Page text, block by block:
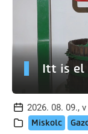
Itt is el
2026. 08. 09.,
Miskolc